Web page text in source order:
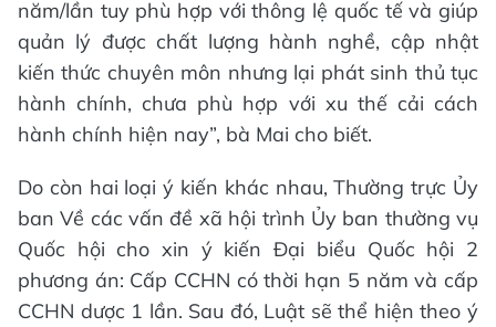
năm/lần tuy phù hợp với thông lệ quốc tế và giúp
quản lý được chất lượng hành nghề, cập nhật
kiến thức chuyên môn nhưng lại phát sinh thủ tục
hành chính, chưa phù hợp với xu thế cải cách
hành chính hiện nay”, bà Mai cho biết.
Do còn hai loại ý kiến khác nhau, Thường trực Ủy
ban Về các vấn đề xã hội trình Ủy ban thường vụ
Quốc hội cho xin ý kiến Đại biểu Quốc hội 2
phương án: Cấp CCHN có thời hạn 5 năm và cấp
CCHN dược 1 lần. Sau đó, Luật sẽ thể hiện theo ý